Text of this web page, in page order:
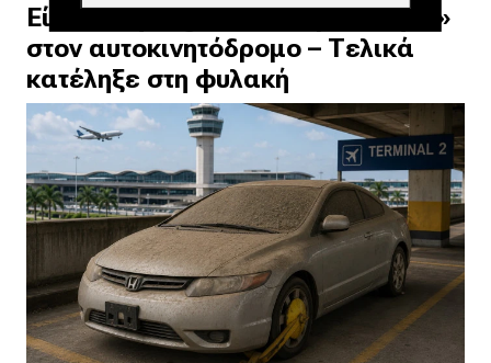
Είπε ότι η Jaguar του «τρελάθηκε»
στον αυτοκινητόδρομο – Τελικά
κατέληξε στη φυλακή